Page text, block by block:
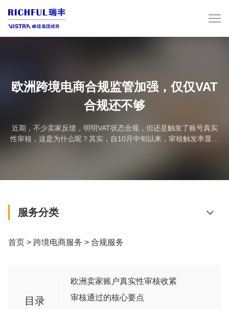
欧洲跨境电商合规监管加强，仅仅VAT
合规还不够
近期，不少卖家反馈，明明VAT状态合规，但还是触发了账号真实
性审核，这是为什么呢？其实，自10月中旬以来，审核触发率显著
欧盟境内具备真实经营资质时，亚马逊才无需对其订单代扣代缴
服务分类
首页 > 跨境电商服务 > 合规服务
目录
欧洲卖家账户真实性审核收紧
审核通过的核心要点